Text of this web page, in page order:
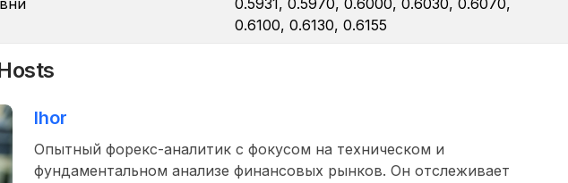
0.5931, 0.5970, 0.6000, 0.6030, 0.6070,
0.6100, 0.6130, 0.6155
Ihor
Опытный форекс-аналитик с фокусом на техническом и
фундаментальном анализе финансовых рынков. Он отслеживает